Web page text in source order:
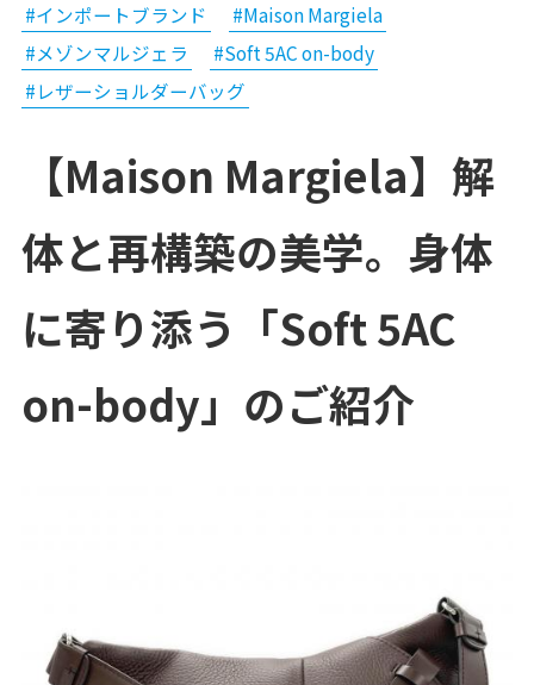
#インポートブランド
#Maison Margiela
#メゾンマルジェラ
#Soft 5AC on-body
#レザーショルダーバッグ
【Maison Margiela】解
体と再構築の美学。身体
に寄り添う「Soft 5AC
on-body」のご紹介